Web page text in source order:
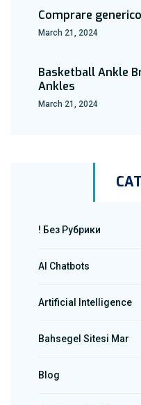
Comprare
March 21, 2024
Basketball Ankle
Ankles
March 21, 2024
! Без Рубрики
AI Chatbots
Artificial Intelligence
Bahsegel Sitesi Mar
Blog